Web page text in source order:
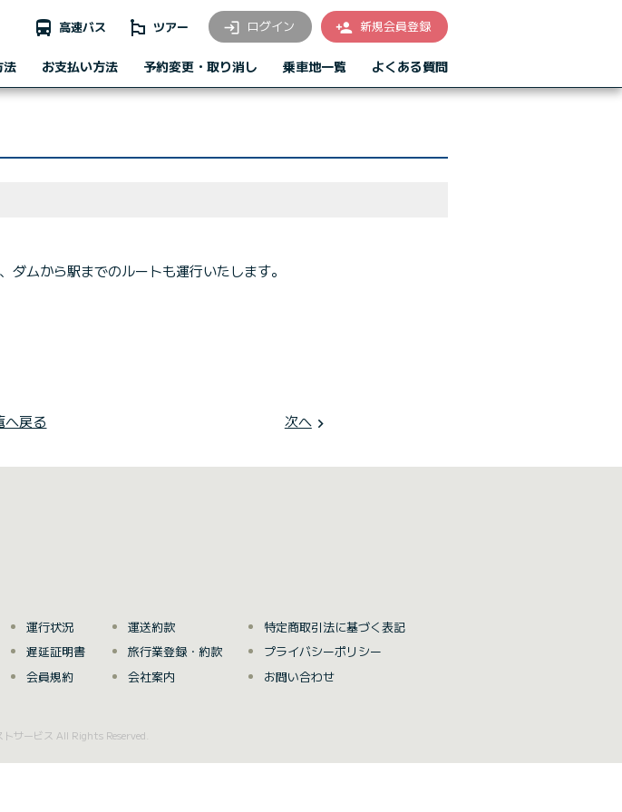
directions_bus 高速バス emoji_flags ツアー login ログイン person_add 新規会員登録
法 お支払い方法 予約変更・取り消し 乗車地一覧 よくある質問
ムから駅までのルートも運行いたします。
へ戻る 次へnavigate_next
運行状況
遅延証明書
会員規約
運送約款
旅行業登録・約款
会社案内
特定商取引法に基づく表記
プライバシーポリシー
お問い合わせ
サービス All Rights Reserved.